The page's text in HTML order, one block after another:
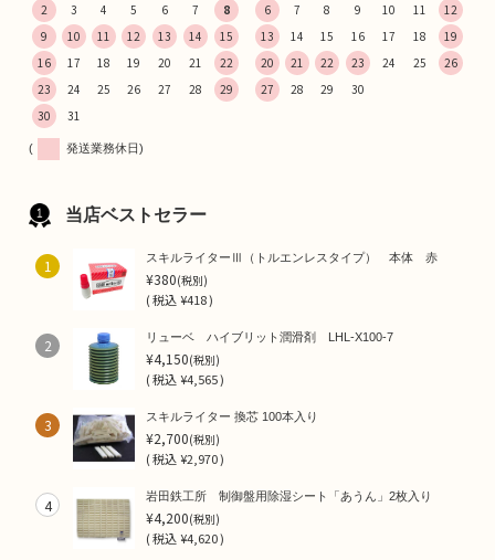
2
3 4 5 6 7
8
9
10 11 12 13 14
15
16
17 18 19 20 21
22
23
24 25 26 27 28
29
30
31
6
7 8 9 10 11
12
13
14 15 16 17 18
19
20
21 22 23 24 25
26
27
28 29 30
( 発送業務休日)
当店ベストセラー
1 スキルライターⅢ（トルエンレスタイプ） 本体 赤
¥380(税別)
(税込¥418 )
2 リューベ ハイブリット潤滑剤 LHL-X100-7
¥4,150(税別)
(税込¥4,565 )
3 スキルライター 換芯 100本入り
¥2,700(税別)
(税込¥2,970 )
4 岩田鉄工所 制御盤用除湿シート「あうん」2枚入り
¥4,200(税別)
(税込¥4,620 )